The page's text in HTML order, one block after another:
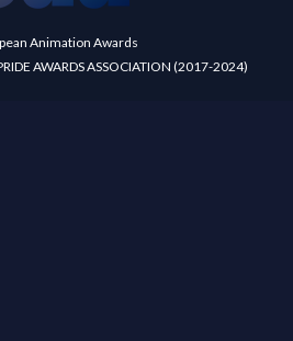
Animation Awards
AWARDS ASSOCIATION (2017-2024)